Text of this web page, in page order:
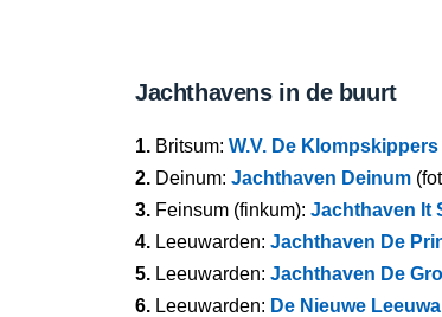
Jachthavens in de buurt
1. Britsum: W.V. De Klompskippers
2. Deinum: Jachthaven Deinum
3. Feinsum (finkum): Jachthaven It
4. Leeuwarden: Jachthaven De
5. Leeuwarden: Jachthaven De
6. Leeuwarden: De Nieuwe